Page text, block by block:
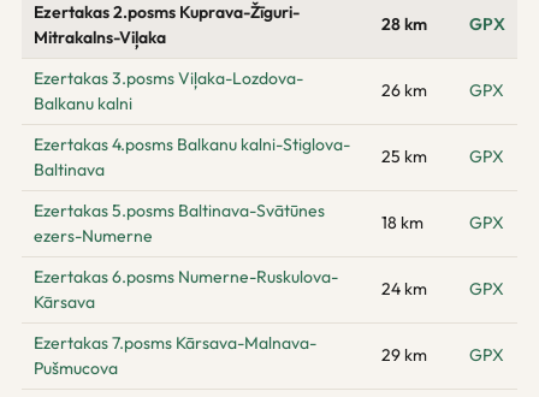
Ezertakas 2.posms Kuprava-Žīguri-
Mitrakalns-Viļaka
28 km GPX
Ezertakas 3.posms Viļaka-Lozdova-
Balkanu kalni
26 km GPX
Ezertakas 4.posms Balkanu kalni-Stiglova-
Baltinava
25 km GPX
Ezertakas 5.posms Baltinava-Svātūnes
ezers-Numerne
18 km GPX
Ezertakas 6.posms Numerne-Ruskulova-
Kārsava
24 km GPX
Ezertakas 7.posms Kārsava-Malnava-
Pušmucova
29 km GPX